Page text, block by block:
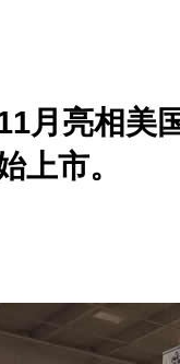
月亮相美
上市。